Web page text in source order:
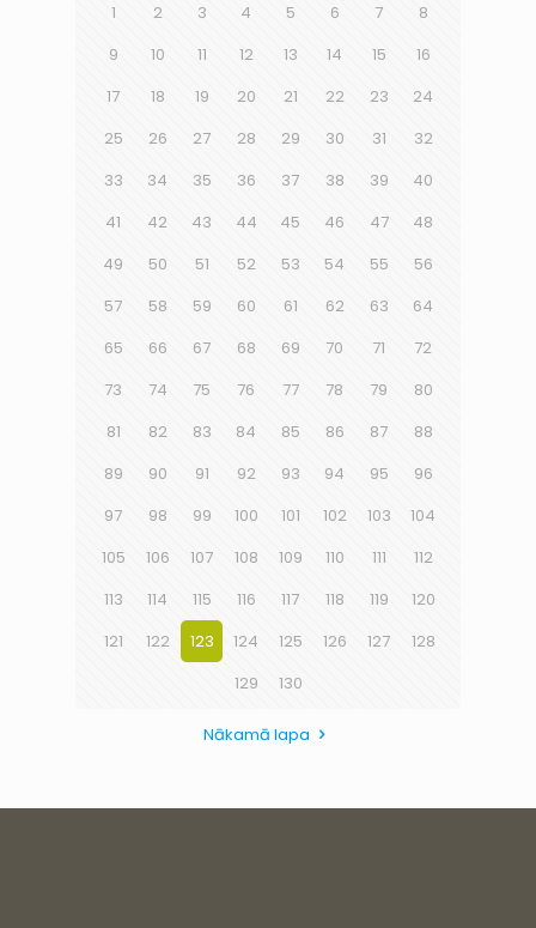
1 2 3 4 5 6 7
8
9
10 11 12 13 14 15
16
17
18 19 20 21 22 23
24
25
26 27 28 29 30 31
32
33
34 35 36 37 38 39
40
41
42 43 44 45 46 47
48
49
50 51 52 53 54 55
56
57
58 59 60 61 62 63
64
65
66 67 68 69 70 71
72
73
74 75 76 77 78 79
80
81
82 83 84 85 86 87
88
89
90 91 92 93 94 95
96
97
98 99 100 101 102 103
104
105
106 107 108 109 110 111
112
113
114 115 116 117 118 119
120
121
122 123 124 125 126 127
128
129
130
Nākamā lapa